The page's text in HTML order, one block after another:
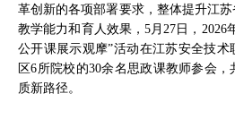
革创新的各项部署要求，整体提升江
教学能力和育人效果，5月27日，2026
公开课展示观摩”活动在江苏安全技
区6所院校的30余名思政课教师参会
质新路径。